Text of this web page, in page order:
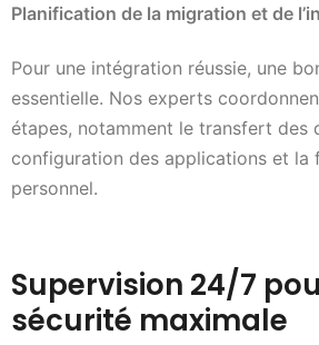
Planification de la migration et de
Pour une intégration réussie, une
essentielle. Nos experts
étapes, notamment le transfert des
configuration des applications et la
personnel.
Supervision 24/7
sécurité maximale